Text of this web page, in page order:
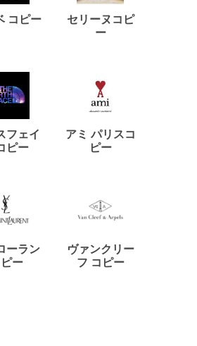
コピー
セリーヌコピ
ー
フェイ
ピー
アミ パリスコ
ピー
ーラン
ー
ヴァンクリー
フ コピー